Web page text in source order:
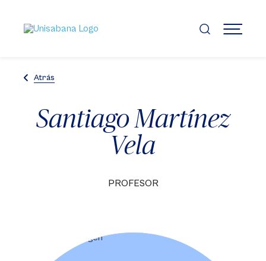
contenido
principal
MENÚ
Atrás
Santiago Martínez
Vela
PROFESOR